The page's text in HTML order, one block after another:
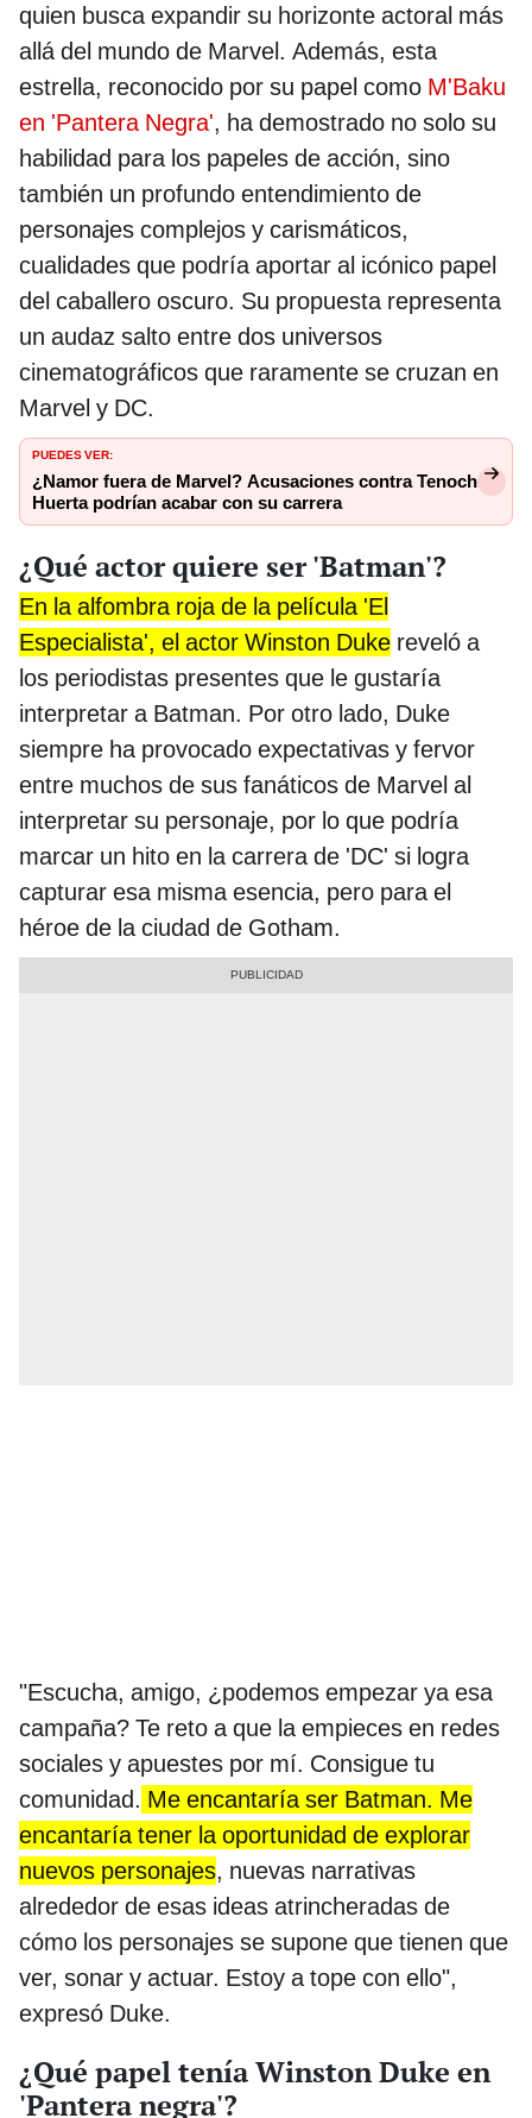
quien busca expandir su horizonte actoral más
allá del mundo de Marvel. Además, esta
estrella, reconocido por su papel como M'Baku
en 'Pantera Negra', ha demostrado no solo su
habilidad para los papeles de acción, sino
también un profundo entendimiento de
personajes complejos y carismáticos,
cualidades que podría aportar al icónico papel
del caballero oscuro. Su propuesta representa
un audaz salto entre dos universos
cinematográficos que raramente se cruzan en
Marvel y DC.
PUEDES VER:
¿Namor fuera de Marvel? Acusaciones contra Tenoch
Huerta podrían acabar con su carrera
¿Qué actor quiere ser 'Batman'?
En la alfombra roja de la película 'El
Especialista', el actor Winston Duke reveló a
los periodistas presentes que le gustaría
interpretar a Batman. Por otro lado, Duke
siempre ha provocado expectativas y fervor
entre muchos de sus fanáticos de Marvel al
interpretar su personaje, por lo que podría
marcar un hito en la carrera de 'DC' si logra
capturar esa misma esencia, pero para el
héroe de la ciudad de Gotham.
"Escucha, amigo, ¿podemos empezar ya esa
campaña? Te reto a que la empieces en redes
sociales y apuestes por mí. Consigue tu
comunidad. Me encantaría ser Batman. Me
encantaría tener la oportunidad de explorar
nuevos personajes, nuevas narrativas
alrededor de esas ideas atrincheradas de
cómo los personajes se supone que tienen que
ver, sonar y actuar. Estoy a tope con ello",
expresó Duke.
¿Qué papel tenía Winston Duke en
'Pantera negra'?